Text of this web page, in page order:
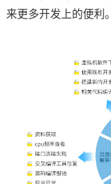
来更多开发上的便利。